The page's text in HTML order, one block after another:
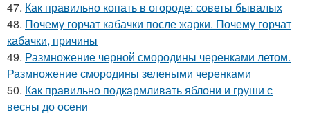
47. Как правильно копать в огороде: советы бывалых
48. Почему горчат кабачки после жарки. Почему горчат
кабачки, причины
49. Размножение черной смородины черенками летом.
Размножение смородины зелеными черенками
50. Как правильно подкармливать яблони и груши с
весны до осени